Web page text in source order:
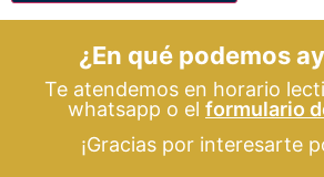
¿En qué podemos
Te atendemos en horario
whatsapp o el formulario
¡Gracias por interesarte